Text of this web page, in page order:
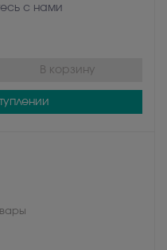
с нами
В корзину